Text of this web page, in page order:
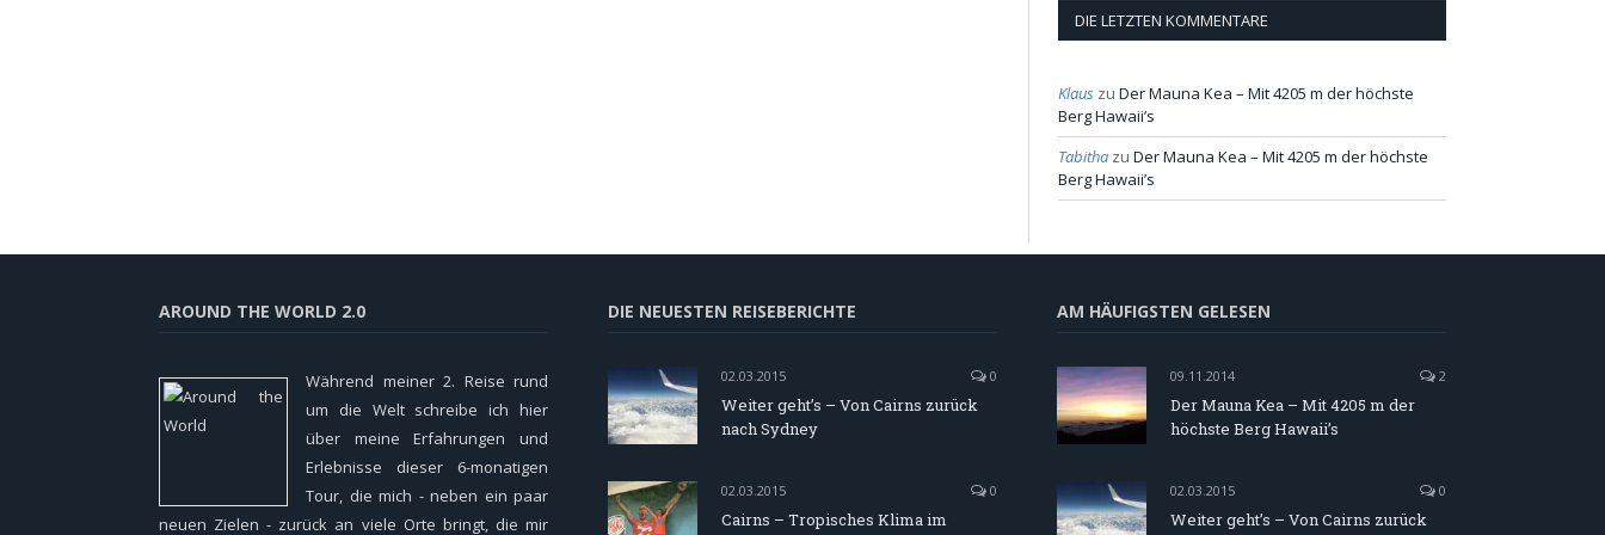
DIE LETZTEN KOMMENTARE
Klaus zu Der Mauna Kea – Mit 4205 m der höchste
Berg Hawaii’s
Tabitha zu Der Mauna Kea – Mit 4205 m der höchste
Berg Hawaii’s
AROUND THE WORLD 2.0
Während meiner 2. Reise rund
um die Welt schreibe ich hier
über meine Erfahrungen und
Erlebnisse dieser 6-monatigen
Tour, die mich - neben ein paar
neuen Zielen - zurück an viele Orte bringt, die mir
DIE NEUESTEN REISEBERICHTE
02.03.2015 0
Weiter geht’s – Von Cairns zurück
nach Sydney
02.03.2015 0
Cairns – Tropisches Klima im
AM HÄUFIGSTEN GELESEN
09.11.2014 2
Der Mauna Kea – Mit 4205 m der
höchste Berg Hawaii’s
02.03.2015 0
Weiter geht’s – Von Cairns zurück